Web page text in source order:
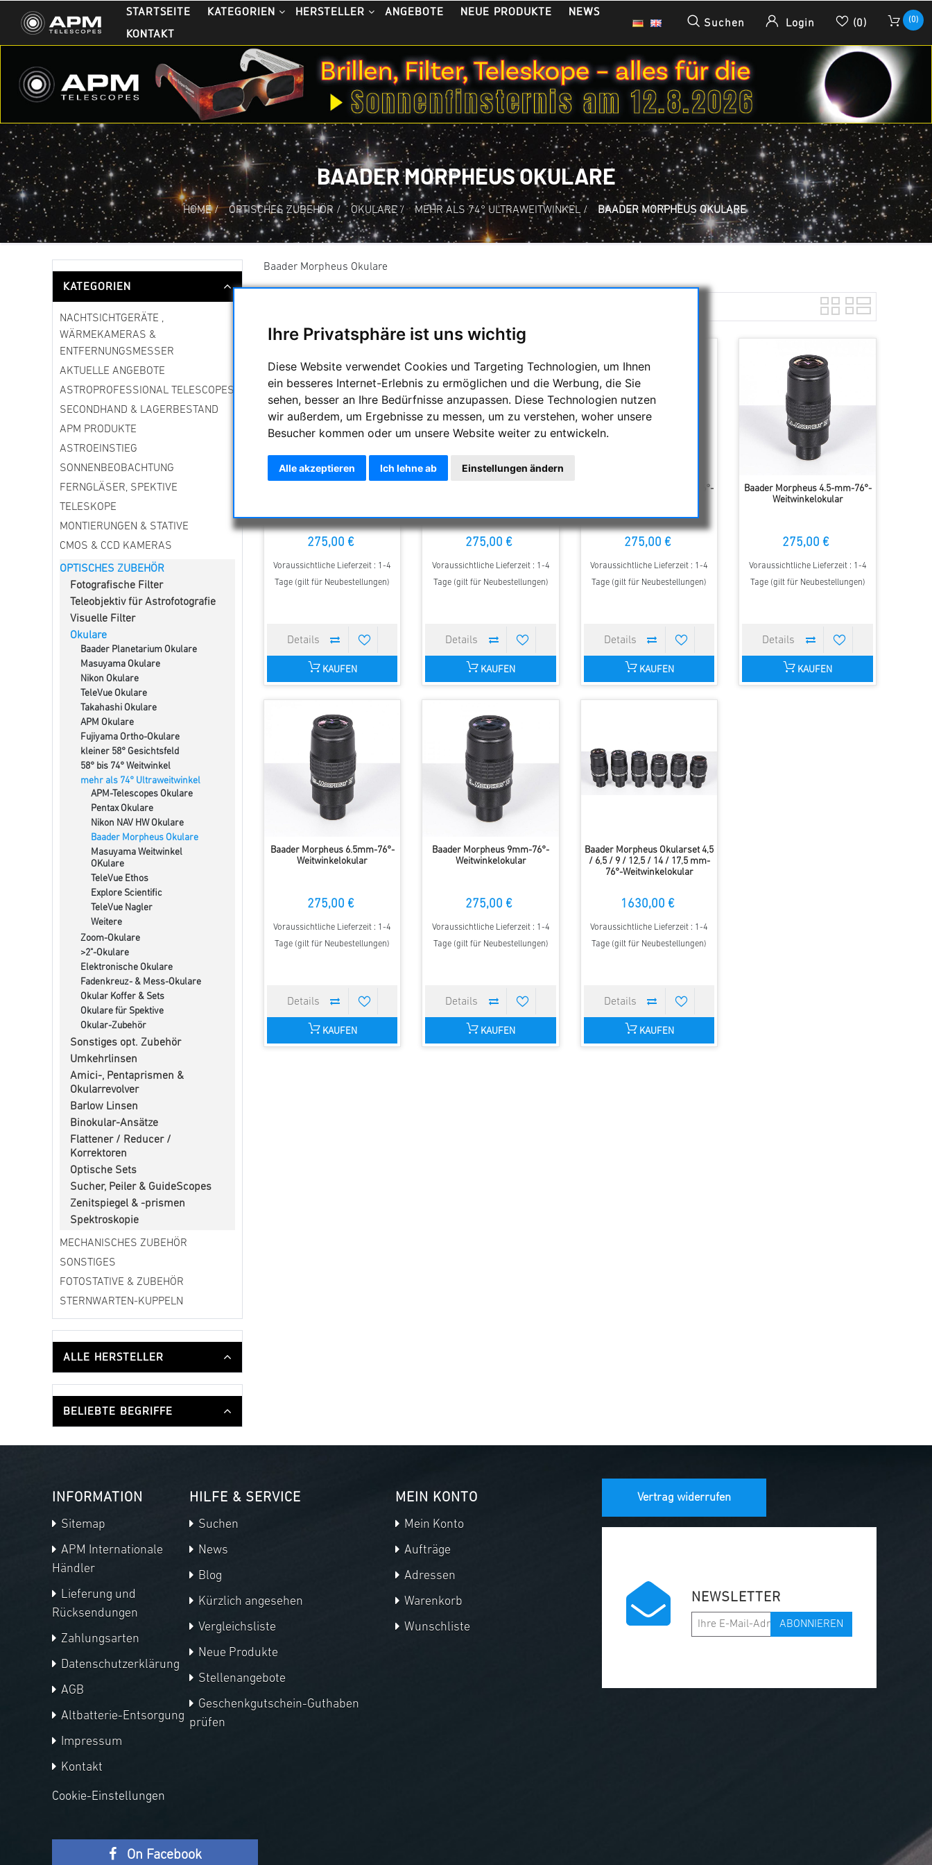
Ihre Privatsphäre ist uns wichtig
Diese Website verwendet Cookies und Targeting Technologien, um Ihnen
ein besseres Internet-Erlebnis zu ermöglichen und die Werbung, die Sie
sehen, besser an Ihre Bedürfnisse anzupassen. Diese Technologien nutzen
wir außerdem, um Ergebnisse zu messen, um zu verstehen, woher unsere
Besucher kommen oder um unsere Website weiter zu entwickeln.
Alle akzeptieren Ich lehne ab Einstellungen ändern
STARTSEITE KATEGORIEN HERSTELLER ANGEBOTE NEUE PRODUKTE
NEWS
KONTAKT
Suchen Login (0) (0)
BAADER MORPHEUS OKULARE
HOME / OPTISCHES ZUBEHÖR / OKULARE / MEHR ALS 74° ULTRAWEITWINKEL / BAADER MORPHEUS OKULARE
KATEGORIEN
NACHTSICHTGERÄTE ,
WÄRMEKAMERAS &
ENTFERNUNGSMESSER
AKTUELLE ANGEBOTE
ASTROPROFESSIONAL TELESCOPES
SECONDHAND & LAGERBESTAND
APM PRODUKTE
ASTROEINSTIEG
SONNENBEOBACHTUNG
FERNGLÄSER, SPEKTIVE
TELESKOPE
MONTIERUNGEN & STATIVE
CMOS & CCD KAMERAS
OPTISCHES ZUBEHÖR
Fotografische Filter
Teleobjektiv für Astrofotografie
Visuelle Filter
Okulare
Baader Planetarium Okulare
Masuyama Okulare
Nikon Okulare
TeleVue Okulare
Takahashi Okulare
APM Okulare
Fujiyama Ortho-Okulare
kleiner 58° Gesichtsfeld
58° bis 74° Weitwinkel
mehr als 74° Ultraweitwinkel
APM-Telescopes Okulare
Pentax Okulare
Nikon NAV HW Okulare
Baader Morpheus Okulare
Masuyama Weitwinkel
OKulare
TeleVue Ethos
Explore Scientific
TeleVue Nagler
Weitere
Zoom-Okulare
>2"-Okulare
Elektronische Okulare
Fadenkreuz- & Mess-Okulare
Okular Koffer & Sets
Okulare für Spektive
Okular-Zubehör
Sonstiges opt. Zubehör
Umkehrlinsen
Amici-, Pentaprismen &
Okularrevolver
Barlow Linsen
Binokular-Ansätze
Flattener / Reducer /
Korrektoren
Optische Sets
Sucher, Peiler & GuideScopes
Zenitspiegel & -prismen
Spektroskopie
MECHANISCHES ZUBEHÖR
SONSTIGES
FOTOSTATIVE & ZUBEHÖR
STERNWARTEN-KUPPELN
ALLE HERSTELLER
BELIEBTE BEGRIFFE
Baader Morpheus Okulare
275,00 €
Voraussichtliche Lieferzeit : 1-4
Tage (gilt für Neubestellungen)
KAUFEN
275,00 €
Voraussichtliche Lieferzeit : 1-4
Tage (gilt für Neubestellungen)
KAUFEN
Baader Morpheus 17.5mm-76°-
275,00 €
Voraussichtliche Lieferzeit : 1-4
Tage (gilt für Neubestellungen)
KAUFEN
Baader Morpheus 4.5-mm-76°-
Weitwinkelokular
275,00 €
Voraussichtliche Lieferzeit : 1-4
Tage (gilt für Neubestellungen)
KAUFEN
Baader Morpheus 6.5mm-76°-
Weitwinkelokular
275,00 €
Voraussichtliche Lieferzeit : 1-4
Tage (gilt für Neubestellungen)
KAUFEN
Baader Morpheus 9mm-76°-
Weitwinkelokular
275,00 €
Voraussichtliche Lieferzeit : 1-4
Tage (gilt für Neubestellungen)
KAUFEN
Baader Morpheus Okularset 4,5
/ 6,5 / 9 / 12,5 / 14 / 17,5 mm-
76°-Weitwinkelokular
1630,00 €
Voraussichtliche Lieferzeit : 1-4
Tage (gilt für Neubestellungen)
KAUFEN
INFORMATION
Sitemap
APM Internationale
Händler
Lieferung und
Rücksendungen
Zahlungsarten
Datenschutzerklärung
AGB
Altbatterie-Entsorgung
Impressum
Kontakt
HILFE & SERVICE
Suchen
News
Blog
Kürzlich angesehen
Vergleichsliste
Neue Produkte
Stellenangebote
Geschenkgutschein-Guthaben
prüfen
MEIN KONTO
Mein Konto
Aufträge
Adressen
Warenkorb
Wunschliste
Vertrag widerrufen
NEWSLETTER
ABONNIEREN
Cookie-Einstellungen
On Facebook